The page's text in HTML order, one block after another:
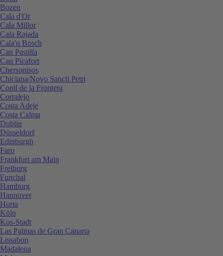
Bozen
Cala d'Or
Cala Millor
Cala Rajada
Cala'n Bosch
Can Pastilla
Can Picafort
Chersonisos
Chiclana/Novo Sancti Petri
Conil de la Frontera
Corralejo
Costa Adeje
Costa Calma
Dublin
Düsseldorf
Edinburgh
Faro
Frankfurt am Main
Freiburg
Funchal
Hamburg
Hannover
Horta
Köln
Kos-Stadt
Las Palmas de Gran Canaria
Lissabon
Madalena